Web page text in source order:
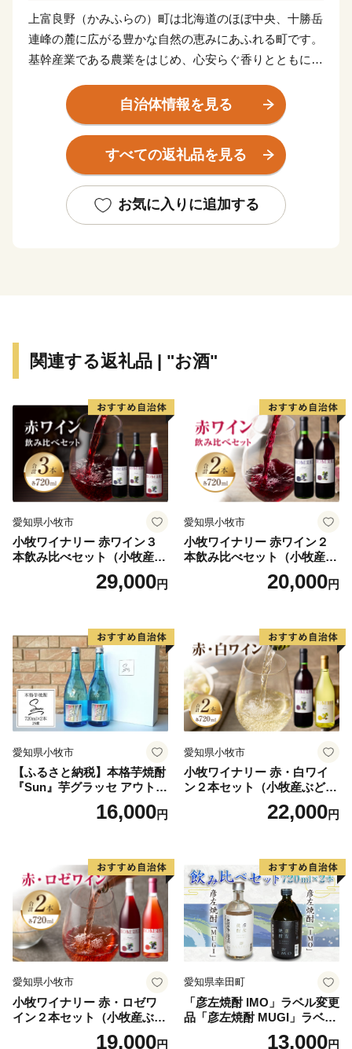
上富良野（かみふらの）町は北海道のほぼ中央、十勝岳
連峰の麓に広がる豊かな自然の恵みにあふれる町です。
基幹産業である農業をはじめ、心安らぐ香りとともに初
む養豚業、雲を見下ろす十勝岳温泉郷、トレイルランや
ヒルクライム（自転車レース）・バックカントリスキー
などのネイチャースポーツ・・・十勝岳や富良野盆地の
雄大な自然が織りなす四季折々の魅力はまさに北海道の
町産の大麦とホップをぜいたくに使用し、毎年ブリュワ
ーがこだわりぬいて醸造する季節・産地”超”限定品「ま
★ほかにも魅力的な返礼品がたくさん‼
説のホップ「ソラチエース」使用【SORACHI 1984】
350ml×12缶×【農林水産大臣賞受賞】ふらの和牛 サー
ロインステーキ 400g (約200g×2枚)
👉メロン ふらの 赤肉メロン LLサイズ 約2kg 2玉 糖度限
界突破 セット
自治体情報を見る
すべての返礼品を見る
お気に入りに追加する
関連する返礼品 | "お酒"
愛知県小牧市
小牧ワイナリー 赤ワイン３
本飲み比べセット（小牧産ぶ
どう100％使用）29,000円
愛知県小牧市
小牧ワイナリー 赤ワイン２
本飲み比べセット（小牧産ぶ
どう100％使用）20,000円
愛知県小牧市
【ふるさと納税】本格芋焼酎
『Sun』芋グラッセ アウトド
ア ソロキャンプ ベランピン
グ 巣ごもり 就労支援16,000円
愛知県小牧市
小牧ワイナリー 赤・白ワイ
ン２本セット（小牧産ぶどう
22,000円
愛知県小牧市
小牧ワイナリー 赤・ロゼワ
イン２本セット（小牧産ぶど
19,000円
愛知県幸田町
「彦左焼酎 IMO」ラベル変更
品「彦左焼酎 MUGI」ラベル
変更品 飲み比べ セット 合計
13,000円